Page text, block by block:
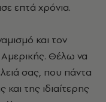
επτά χρόνια.
και τον
Θέλω να
σας, που πάντα
της ιδιαίτερης